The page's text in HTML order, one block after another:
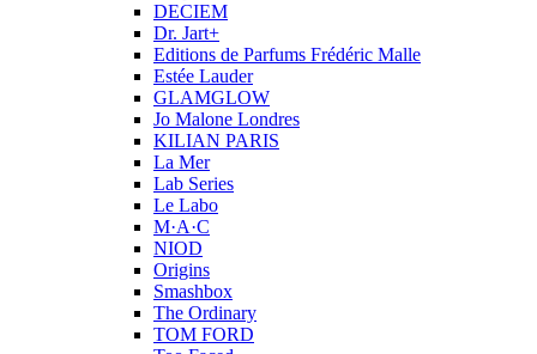
DECIEM
Dr. Jart+
Editions de Parfums Frédéric Malle
Estée Lauder
GLAMGLOW
Jo Malone Londres
KILIAN PARIS
La Mer
Lab Series
Le Labo
M·A·C
NIOD
Origins
Smashbox
The Ordinary
TOM FORD